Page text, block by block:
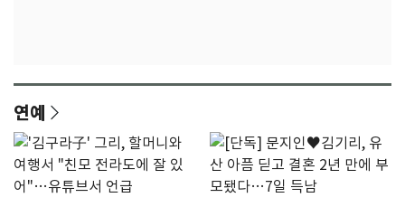
연예